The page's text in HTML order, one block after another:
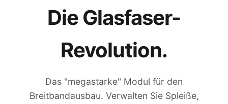
Die Glasfaser-
Revolution.
Das "megastarke" Modul für den
Breitbandausbau. Verwalten Sie Spleiße,